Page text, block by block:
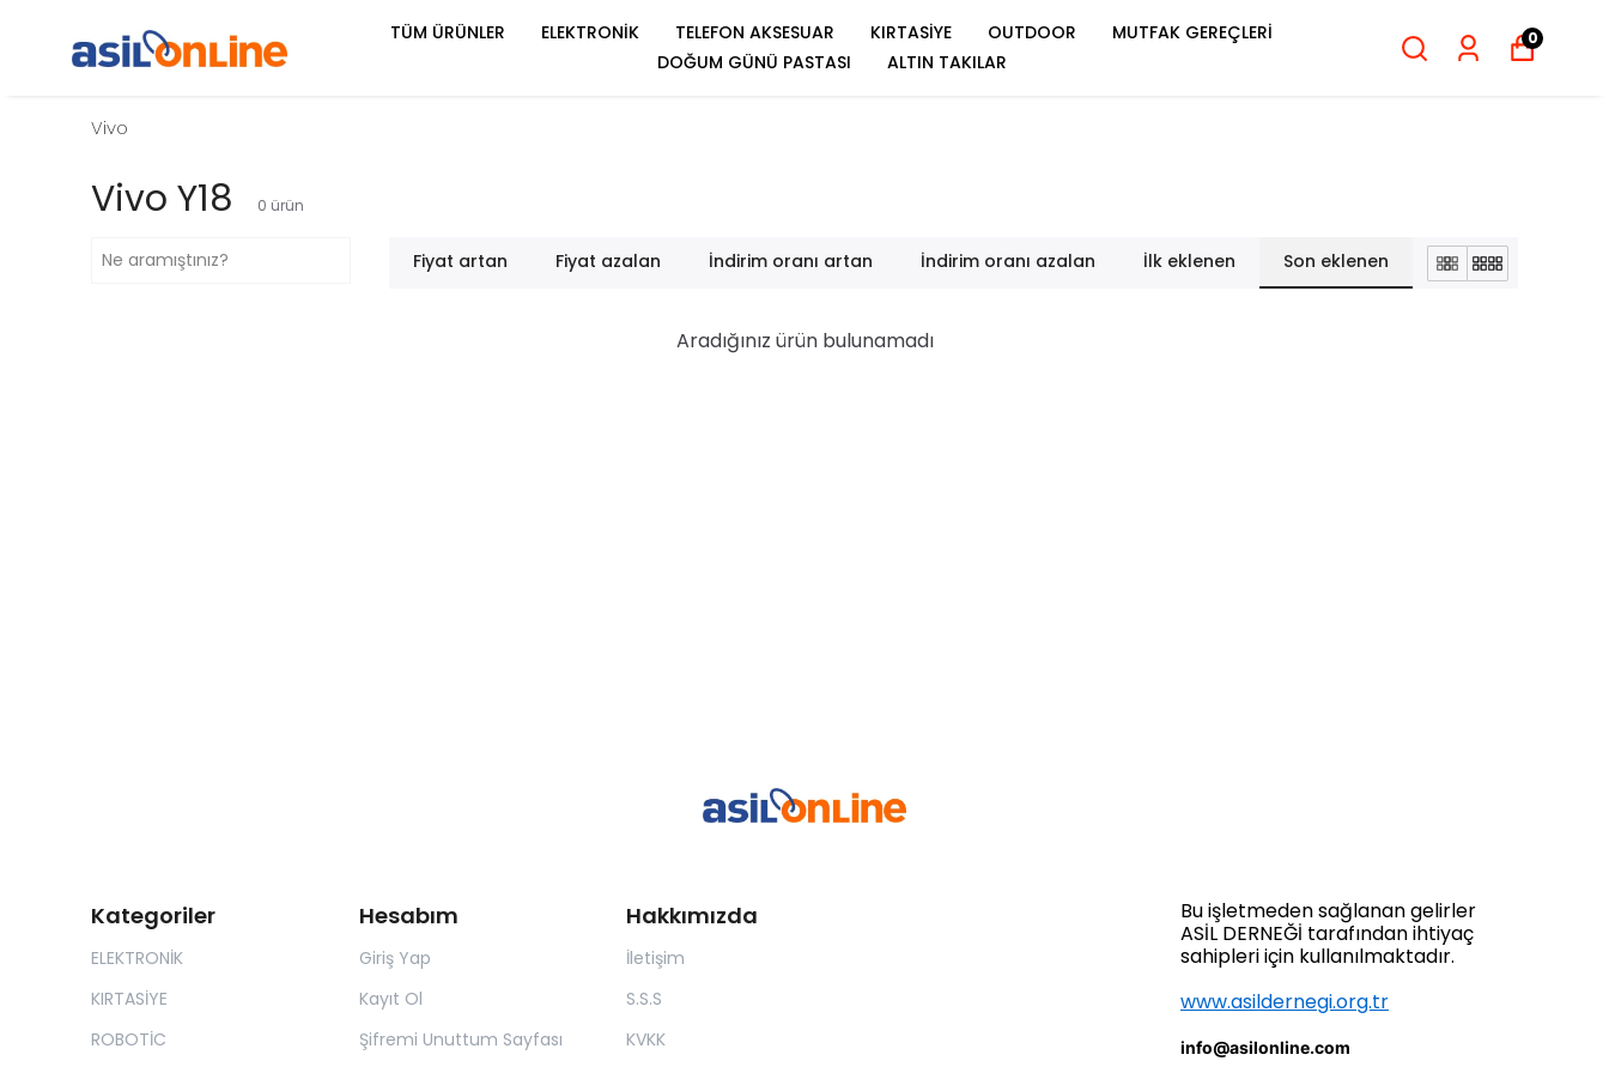
TÜM ÜRÜNLER ELEKTRONİK TELEFON AKSESUAR KIRTASİYE OUTDOOR
MUTFAK GEREÇLERİ
DOĞUM GÜNÜ PASTASI
ALTIN TAKILAR
0
Vivo
Vivo Y18 0 ürün
Fiyat artan Fiyat azalan İndirim oranı artan İndirim oranı azalan İlk eklenen Son eklenen
Aradığınız ürün bulunamadı
Kategoriler
ELEKTRONİK
KIRTASİYE
ROBOTİC
Hesabım
Giriş Yap
Kayıt Ol
Şifremi Unuttum Sayfası
Hakkımızda
İletişim
S.S.S
KVKK
Bu işletmeden sağlanan gelirler
ASİL DERNEĞİ tarafından ihtiyaç
sahipleri için kullanılmaktadır.
www.asildernegi.org.tr
info@asilonline.com